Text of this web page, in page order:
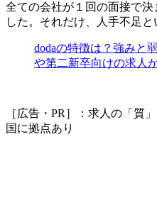
全ての会社が１回の面接で
した 。それだけ、人手不足と
dodaの特徴は？強みと
や第二新卒向けの求人
［広告・PR］：求人の「質
国に拠点あり